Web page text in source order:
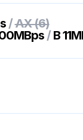
/AX (6)
/ B